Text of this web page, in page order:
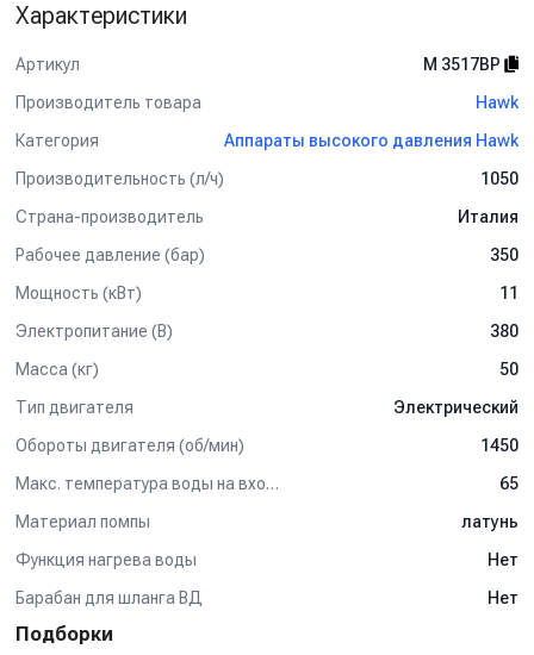
Характеристики
Артикул
M 3517BP
Производитель товара
Hawk
Категория
Аппараты высокого давления Hawk
Производительность (л/ч)
1050
Страна-производитель
Италия
Рабочее давление (бар)
350
Мощность (кВт)
11
Электропитание (В)
380
Масса (кг)
50
Тип двигателя
Электрический
Обороты двигателя (об/мин)
1450
Макс. температура воды на входе (°C)
65
Материал помпы
латунь
Функция нагрева воды
Нет
Барабан для шланга ВД
Нет
Подборки